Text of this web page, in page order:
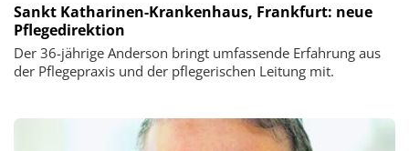
Sankt Katharinen-Krankenhaus, Frankfurt: neue
Pflegedirektion
Der 36-jährige Anderson bringt umfassende Erfahrung aus
der Pflegepraxis und der pflegerischen Leitung mit.